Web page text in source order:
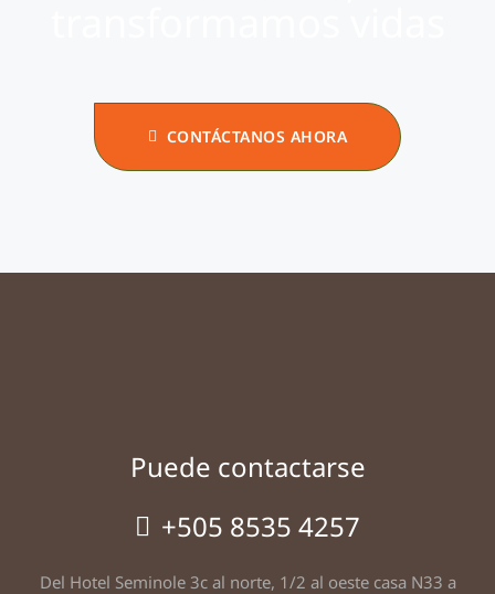
CONTÁCTANOS AHORA
Puede contactarse
+505 8535 4257
Del Hotel Seminole 3c al norte, 1/2 al oeste casa N33 a